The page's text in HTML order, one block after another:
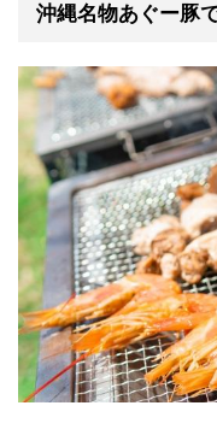
沖縄名物あぐー豚